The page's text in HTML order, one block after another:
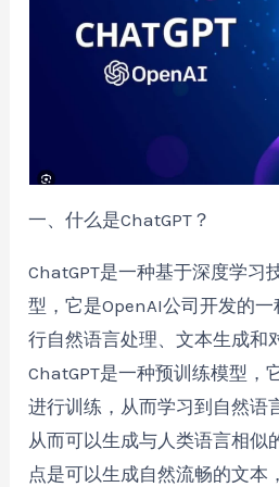
一、什么是ChatGPT？
ChatGPT是一种基于深度学习
型，它是OpenAI公司开发的
行自然语言处理、文本生成和
ChatGPT是一种预训练模型，
进行训练，从而学习到自然语
从而可以生成与人类语言相似
点是可以生成自然流畅的文本